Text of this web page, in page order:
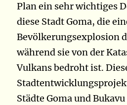
Plan ein sehr wichtiges
diese Stadt Goma, die
Bevölkerungsexplosion
während sie von der
Vulkans bedroht ist.
Städte Goma und Bukavu